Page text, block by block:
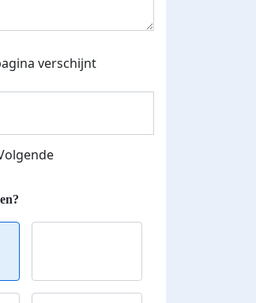
verstuurd
donaties ontvang
t-shirt!
verschijnt